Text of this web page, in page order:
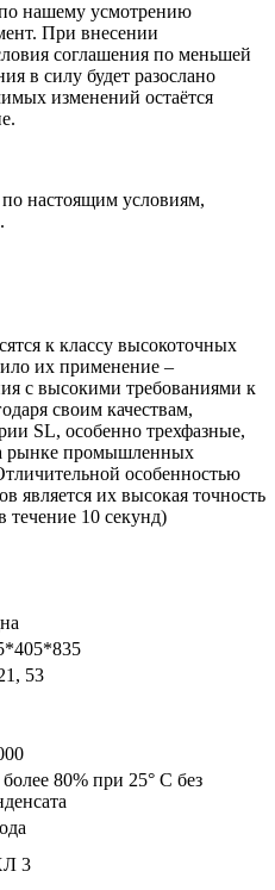
нашему усмотрению
При внесении
соглашения по меньшей
в силу будет разослано
изменений остаётся
настоящим условиям,
к класcу высокоточных
их применение –
с высокими требованиями к
своим качествам,
SL, особенно трехфазные,
рынке промышленных
особенностью
является их высокая точность
течение 10 секунд)
53
80% при 25° С без
3